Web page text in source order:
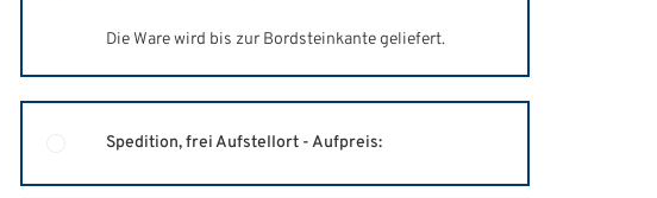
Die Ware wird bis zur Bordsteinkante geliefert.
Spedition, frei Aufstellort - Aufpreis: